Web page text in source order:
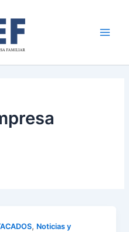
, Noticias y